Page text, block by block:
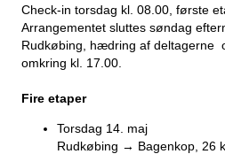
Check-in torsdag kl. 08.00, første
Arrangementet sluttes søndag
Rudkøbing, hædring af deltagerne
omkring kl. 17.00.
Fire etaper
Torsdag 14. maj
Rudkøbing → Bagenkop, 26